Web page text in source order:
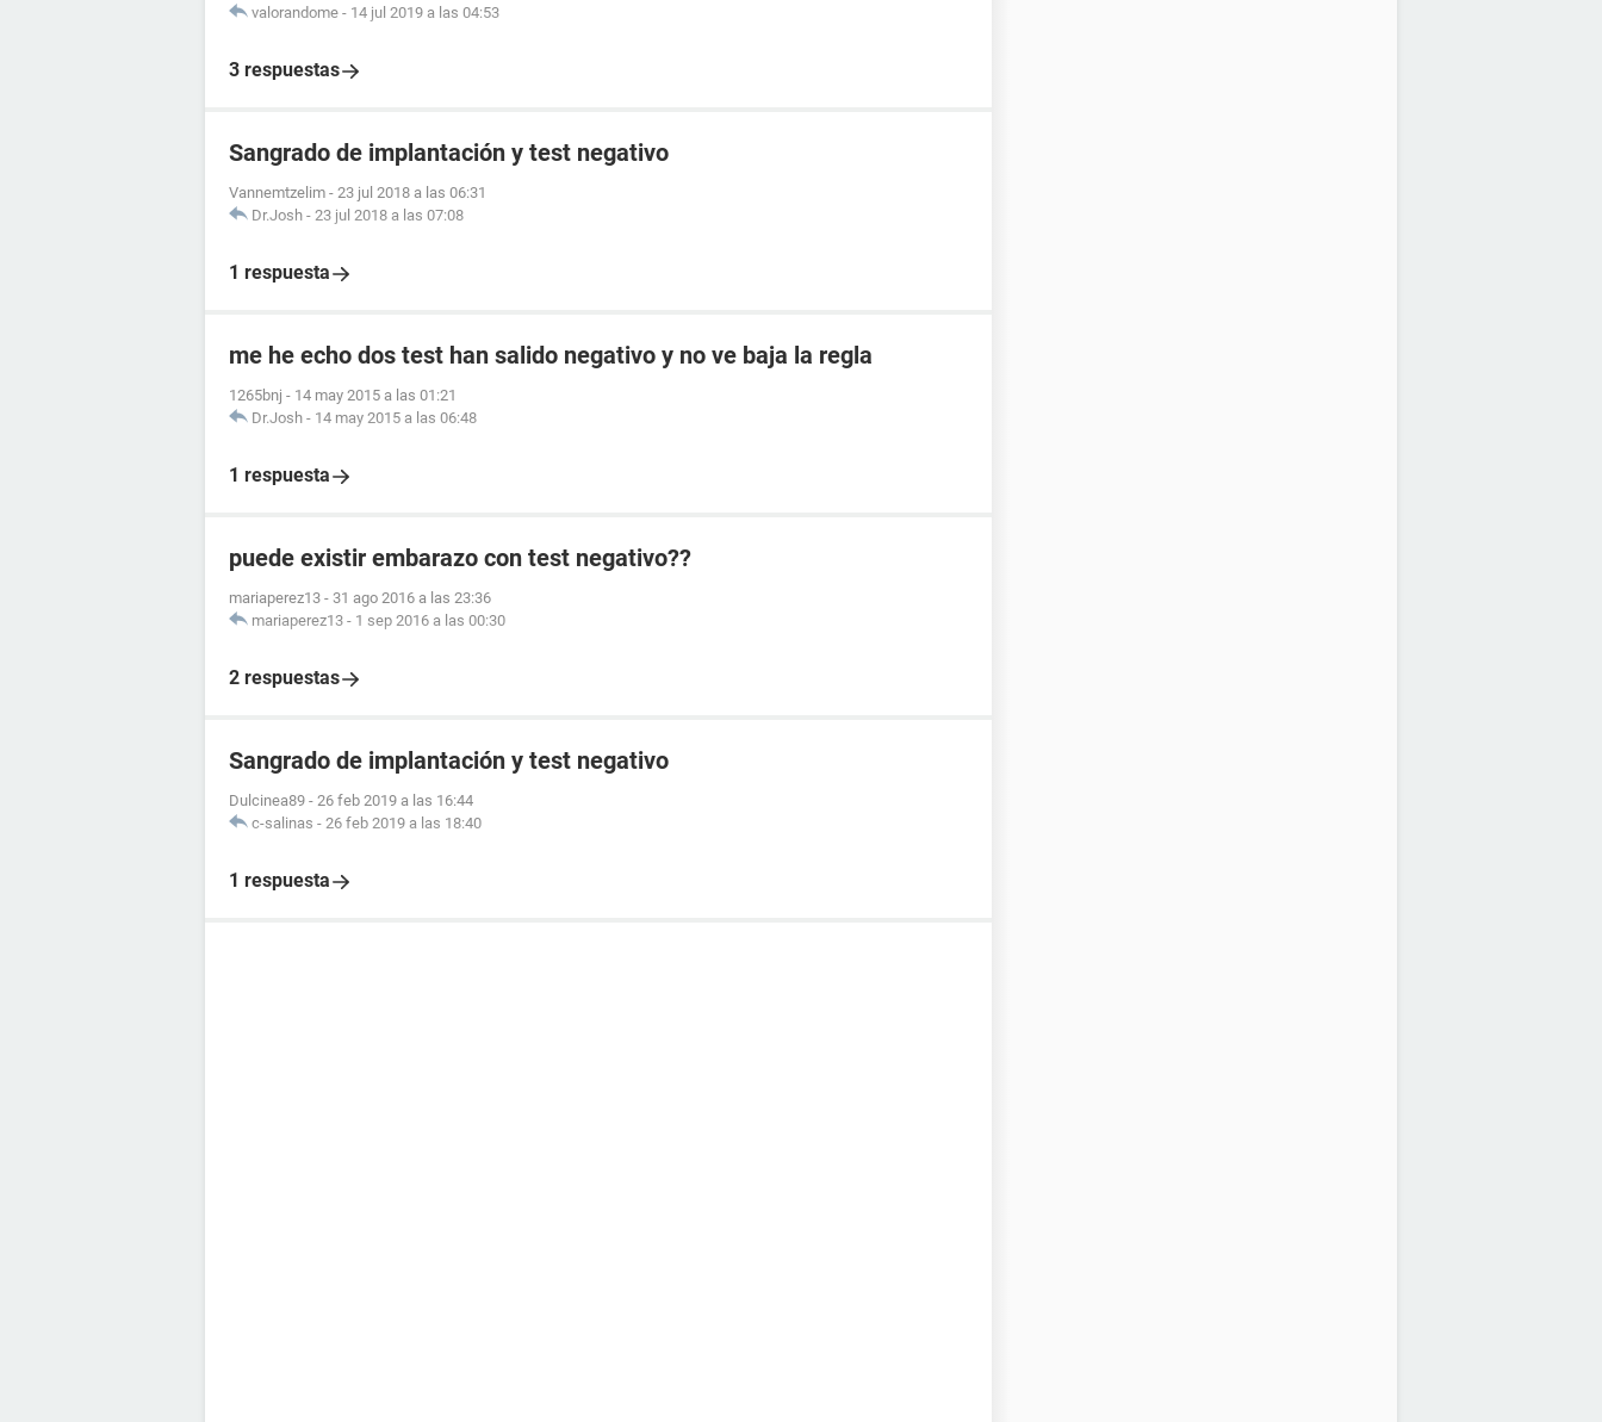
valorandome - 14 jul 2019 a las 04:53
3 respuestas
Sangrado de implantación y test negativo
Vannemtzelim - 23 jul 2018 a las 06:31
Dr.Josh - 23 jul 2018 a las 07:08
1 respuesta
me he echo dos test han salido negativo y no ve baja la regla
1265bnj - 14 may 2015 a las 01:21
Dr.Josh - 14 may 2015 a las 06:48
1 respuesta
puede existir embarazo con test negativo??
mariaperez13 - 31 ago 2016 a las 23:36
mariaperez13 - 1 sep 2016 a las 00:30
2 respuestas
Sangrado de implantación y test negativo
Dulcinea89 - 26 feb 2019 a las 16:44
c-salinas - 26 feb 2019 a las 18:40
1 respuesta